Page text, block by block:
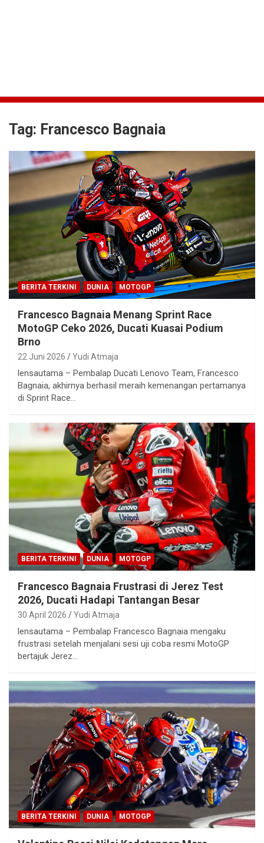
Tag: Francesco Bagnaia
BERITA TERKINI DUNIA MOTOGP
Francesco Bagnaia Menang Sprint Race
MotoGP Ceko 2026, Ducati Kuasai Podium
Brno
22 Juni 2026 Yudi Atmaja
lensautama – Pembalap Ducati Lenovo Team, Francesco
Bagnaia, akhirnya berhasil meraih kemenangan pertamanya
di Sprint Race…
BERITA TERKINI DUNIA MOTOGP
Francesco Bagnaia Frustrasi di Jerez Test
2026, Ducati Hadapi Tantangan Besar
30 April 2026 Yudi Atmaja
lensautama – Pembalap Francesco Bagnaia mengaku
frustrasi setelah menjalani sesi uji coba resmi MotoGP
bertajuk Jerez…
BERITA TERKINI DUNIA MOTOGP